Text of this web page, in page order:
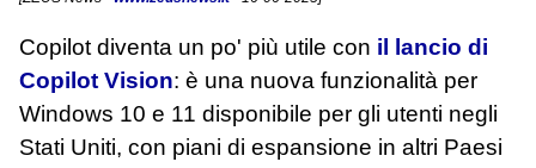
Copilot diventa un po' più utile con il lancio di
Copilot Vision: è una nuova funzionalità per
Windows 10 e 11 disponibile per gli utenti negli
Stati Uniti, con piani di espansione in altri Paesi